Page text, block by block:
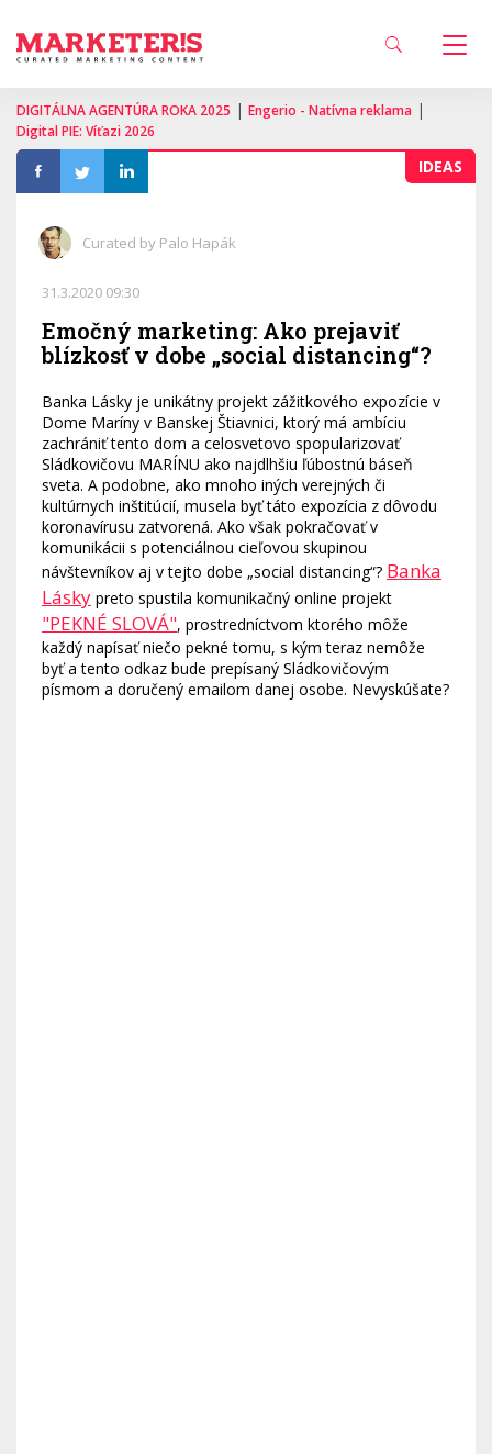
DIGITÁLNA AGENTÚRA ROKA 2025 | Engerio - Natívna reklama |
Digital PIE: Víťazi 2026
IDEAS
Curated by Palo Hapák
31.3.2020 09:30
Emočný marketing: Ako prejaviť
blízkosť v dobe „social distancing“?
Banka Lásky je unikátny projekt zážitkového expozície v
Dome Maríny v Banskej Štiavnici, ktorý má ambíciu
zachrániť tento dom a celosvetovo spopularizovať
Sládkovičovu MARÍNU ako najdlhšiu ľúbostnú báseň
sveta. A podobne, ako mnoho iných verejných či
kultúrnych inštitúcií, musela byť táto expozícia z dôvodu
koronavírusu zatvorená. Ako však pokračovať v
komunikácii s potenciálnou cieľovou skupinou
návštevníkov aj v tejto dobe „social distancing“? Banka
Lásky preto spustila komunikačný online projekt
"PEKNÉ SLOVÁ", prostredníctvom ktorého môže
každý napísať niečo pekné tomu, s kým teraz nemôže
byť a tento odkaz bude prepísaný Sládkovičovým
písmom a doručený emailom danej osobe. Nevyskúšate?